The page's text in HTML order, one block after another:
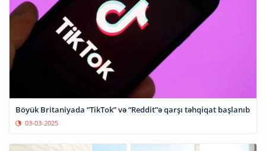
Böyük Britaniyada “TikTok” və “Reddit”ə qarşı təhqiqat başlanıb
03-03-2025